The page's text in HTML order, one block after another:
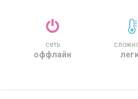
сеть
оффлайн